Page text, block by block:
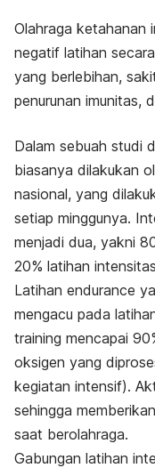
Olahraga ketahanan
negatif latihan
yang berlebihan,
penurunan imunitas,
Dalam sebuah studi
biasanya dilakukan
nasional, yang
setiap minggunya.
menjadi dua, yakni
20% latihan
Latihan endurance
mengacu pada
training mencapai
oksigen yang
kegiatan intensif).
sehingga
saat berolahraga.
Gabungan latihan